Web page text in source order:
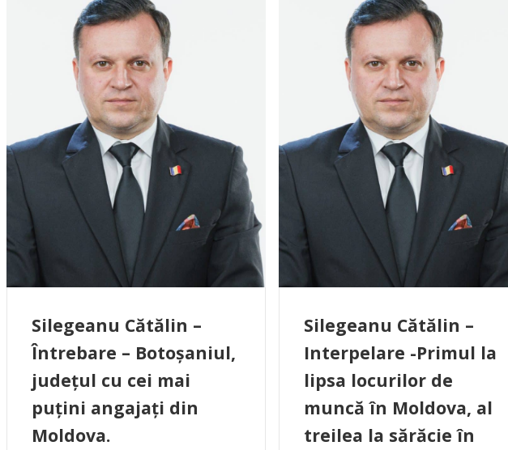
Silegeanu Cătălin –
Întrebare – Botoșaniul,
județul cu cei mai
puțini angajați din
Moldova.
Silegeanu Cătălin –
Interpelare -Primul la
lipsa locurilor de
muncă în Moldova, al
treilea la sărăcie în